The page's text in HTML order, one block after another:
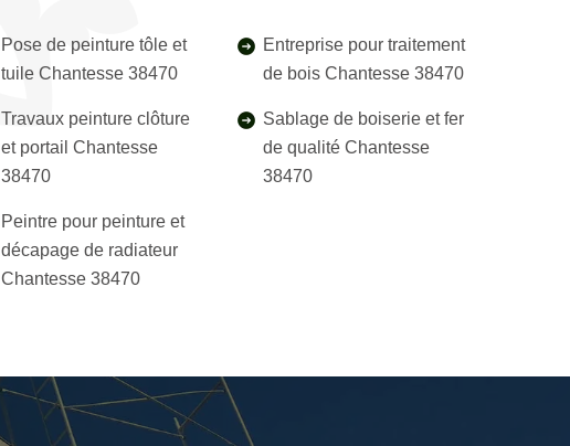
Pose de peinture tôle et
tuile Chantesse 38470
Travaux peinture clôture
et portail Chantesse
38470
Peintre pour peinture et
décapage de radiateur
Chantesse 38470
Entreprise pour traitement
de bois Chantesse 38470
Sablage de boiserie et fer
de qualité Chantesse
38470